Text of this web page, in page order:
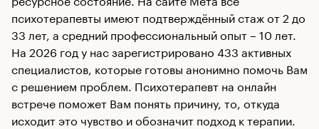
психотерапевты имеют подтверждённый стаж от 2 до
33 лет, а средний профессиональный опыт – 10 лет.
На 2026 год у нас зарегистрировано 433 активных
специалистов, которые готовы анонимно помочь Вам
с решением проблем. Психотерапевт на онлайн
встрече поможет Вам понять причину, то, откуда
исходит это чувство и обозначит подход к терапии.